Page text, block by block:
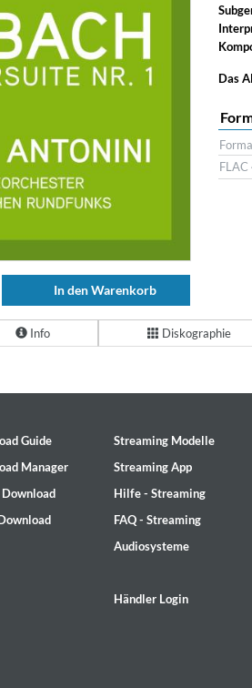
In den Warenkorb
Das
FLAC
Info Diskographie
Guide
Manager
Streaming Modelle
Streaming App
Hilfe - Streaming
FAQ - Streaming
Audiosysteme
Händler Login